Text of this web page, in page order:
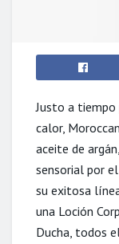
Justo a tiempo
calor,
aceite de
sensorial por
su exitosa
una Loción
Ducha, todos